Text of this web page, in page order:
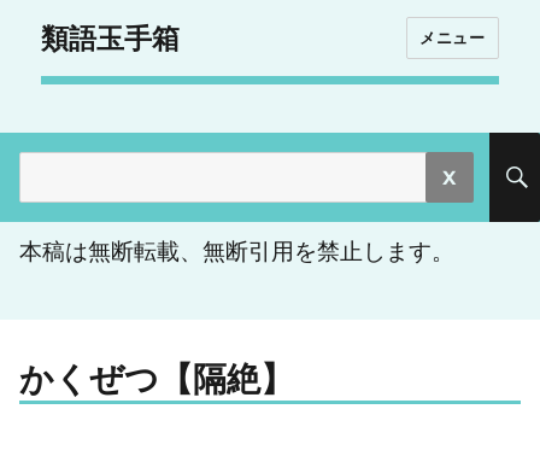
類語玉手箱 メニュー
索:
本稿は無断転載、無断引用を禁止します。
かくぜつ【隔絶】